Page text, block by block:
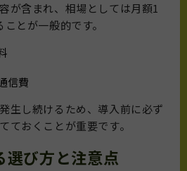
が含まれ、相場としては月額1
とが一般的です。
信費
生し続けるため、導入前に必ず
ておくことが重要です。
選び方と注意点